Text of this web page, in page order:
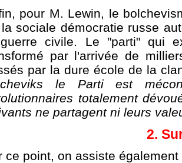
pour M. Lewin, le
sociale démocratie russe
civile. Le "parti" qui
par l'arrivée de
par la dure école de la
le Parti est
totalement
ne partagent ni leurs
2.
ce point, on assiste